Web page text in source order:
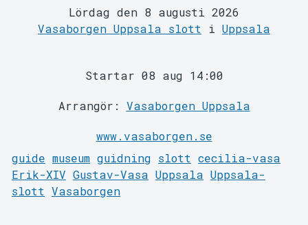
Support
Lördag den 8 augusti 2026
Vasaborgen Uppsala slott i Uppsala
Startar 08 aug 14:00
Arrangör: Vasaborgen Uppsala
www.vasaborgen.se
guide museum guidning slott cecilia-vasa
Erik-XIV Gustav-Vasa Uppsala Uppsala-
slott Vasaborgen